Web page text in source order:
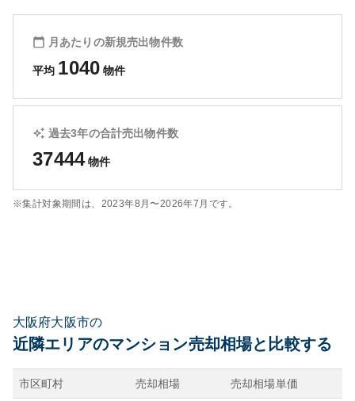
月あたりの新規売出物件数
平均 1040 物件
過去3年の合計売出物件数
37444 物件
※集計対象期間は、 2023年8月〜2026年7月 です。
大阪府大阪市の
近隣エリアのマンション売却相場と比較する
市区町村 売却相場 売却相場単価